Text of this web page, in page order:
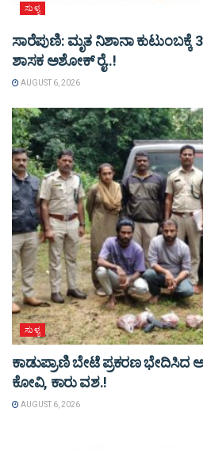
ಸುಳ್ಯ
ಸಾರೆಪುಣಿ: ಮೃತ ನಿಶಾನಾ
ಶಾಸಕ ಅಶೋಕ್ ರೈ..!
AUGUST 6, 2026
ಸುಳ್ಯ
ಕಾಡುಪ್ರಾಣಿ ಬೇಟೆ ಪ್ರಕರಣ ಭೇದಿಸಿದ
ಕೋವಿ, ಕಾರು ವಶ.!
AUGUST 6, 2026